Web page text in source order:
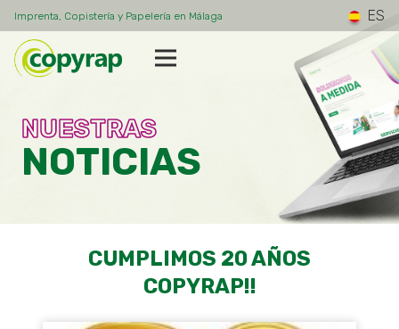
Imprenta, Copistería y Papelería en Málaga ES
NUESTRAS
NOTICIAS
CUMPLIMOS 20 AÑOS
COPYRAP!!